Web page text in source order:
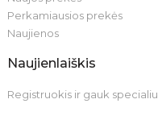
Perkamiausios prekės
Naujienos
Naujienlaiškis
Registruokis ir gauk